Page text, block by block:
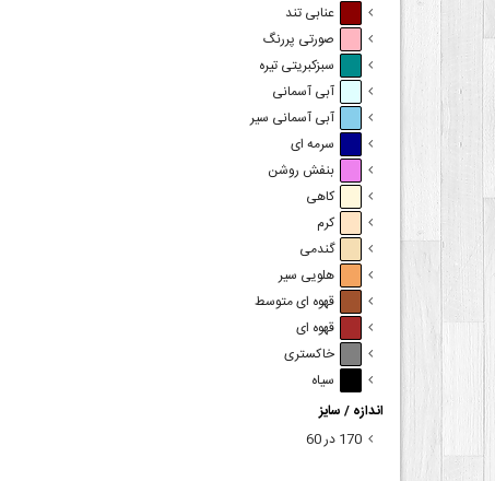
عنابی تند
صورتی پررنگ
سبزکبریتی تیره
آبی آسمانی
آبی آسمانی سیر
سرمه ای
بنفش روشن
کاهی
کرم
گندمی
هلویی سیر
قهوه ای متوسط
قهوه ای
خاکستری
سیاه
اندازه / سایز
170 در 60